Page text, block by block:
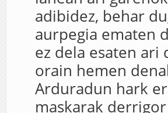
adibidez, behar
aurpegia ematen
ez dela esaten ari
orain hemen
Arduradun hark
maskarak